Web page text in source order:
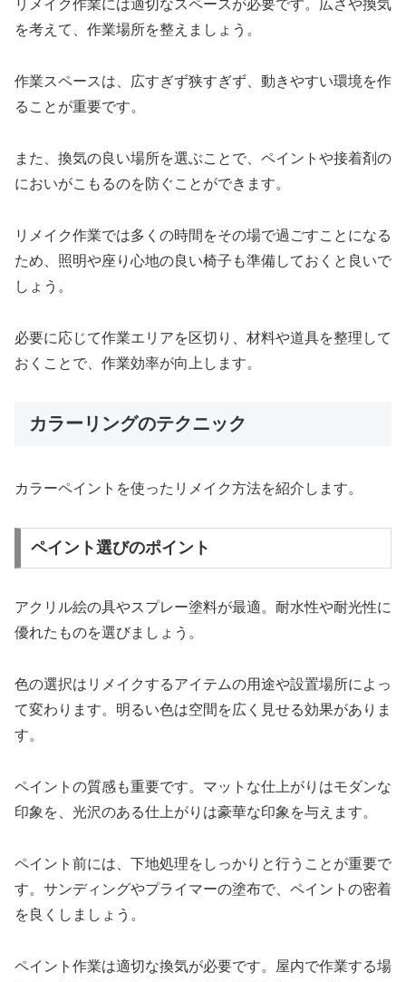
リメイク作業には適切なスペースが必要です。広さや換気
を考えて、作業場所を整えましょう。
作業スペースは、広すぎず狭すぎず、動きやすい環境を作
ることが重要です。
また、換気の良い場所を選ぶことで、ペイントや接着剤の
においがこもるのを防ぐことができます。
リメイク作業では多くの時間をその場で過ごすことになる
ため、照明や座り心地の良い椅子も準備しておくと良いで
しょう。
必要に応じて作業エリアを区切り、材料や道具を整理して
おくことで、作業効率が向上します。
カラーリングのテクニック
カラーペイントを使ったリメイク方法を紹介します。
ペイント選びのポイント
アクリル絵の具やスプレー塗料が最適。耐水性や耐光性に
優れたものを選びましょう。
色の選択はリメイクするアイテムの用途や設置場所によっ
て変わります。明るい色は空間を広く見せる効果がありま
す。
ペイントの質感も重要です。マットな仕上がりはモダンな
印象を、光沢のある仕上がりは豪華な印象を与えます。
ペイント前には、下地処理をしっかりと行うことが重要で
す。サンディングやプライマーの塗布で、ペイントの密着
を良くしましょう。
ペイント作業は適切な換気が必要です。屋内で作業する場